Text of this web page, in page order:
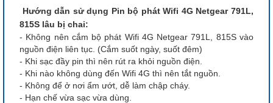
Hướng dẫn sử dụng Pin bộ phát Wifi 4G Netgear 791L,
815S lâu bị chai:
- Không nên cắm bộ phát Wifi 4G Netgear 791L, 815S vào
nguồn điện liên tục. (Cắm suốt ngày, suốt đêm)
- Khi sạc đầy pin thì nên rút ra khỏi nguồn điện.
- Khi nào không dùng đến Wifi 4G thì nên tắt nguồn.
- Không để ở nơi ẩm ướt, dễ làm chập cháy.
- Hạn chế vừa sạc vừa dùng.